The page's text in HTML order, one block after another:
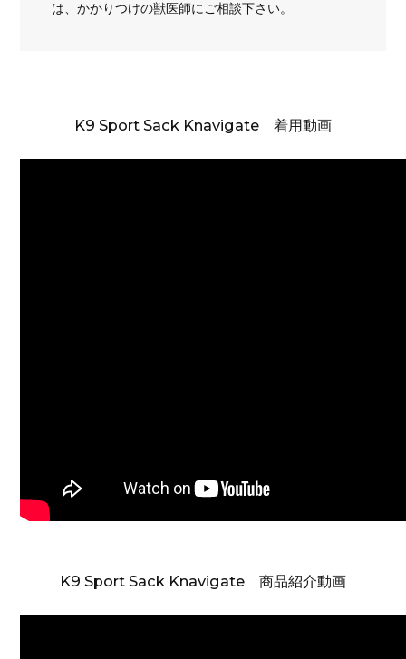
は、かかりつけの獣医師にご相談下さい。
K9 Sport Sack Knavigate 着用動画
K9 Sport Sack Knavigate 商品紹介動画